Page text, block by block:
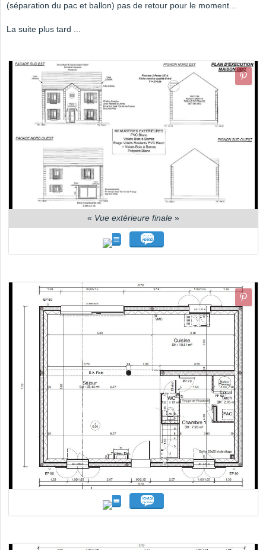
(séparation du pac et ballon) pas de retour pour le moment...
La suite plus tard ...
« Vue extérieure finale »